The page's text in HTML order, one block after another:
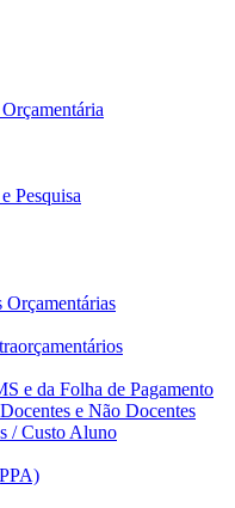
Pesquisa
Orçamentárias
e da Folha de Pagamento
e Não Docentes
/ Custo Aluno